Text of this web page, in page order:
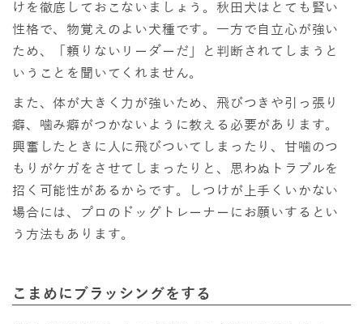
けを徹底しておこないましょう。秋田犬はとても賢い
性格で、物覚えのよい犬種です。一方で自立心が強い
ため、「頼りないリーダーだ」と判断されてしまうと
いうことを聞いてくれません。
また、体が大きく力が強いため、飛びつきや引っ張り
癖、噛み癖がつかないように教える必要があります。
興奮したときに人に飛びついてしまったり、甘噛のつ
もりがケガをさせてしまったりと、思わぬトラブルを
招く可能性があるからです。しつけが上手くいかない
場合には、プロのドッグトレーナーにお願いするとい
う方法もあります。
こまめにブラッシングをする